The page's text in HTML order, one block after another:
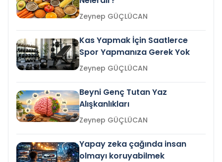
Zeynep GÜÇLÜCAN
Kas Yapmak İçin Saatlerce
Spor Yapmanıza Gerek Yok
Zeynep GÜÇLÜCAN
Beyni Genç Tutan Yaz
Alışkanlıkları
Zeynep GÜÇLÜCAN
Yapay zeka çağında insan
olmayı koruyabilmek